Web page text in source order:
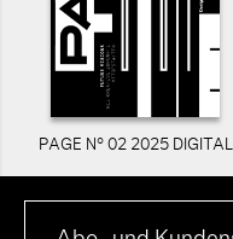
PAGE N° 02 2025 DIGITAL